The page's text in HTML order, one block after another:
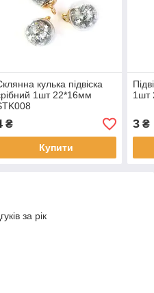
кулька підвіска
1шт 22*16мм
₴
Купити
1шт
3 ₴
за рік